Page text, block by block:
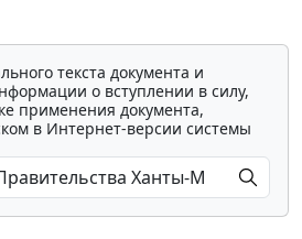
текста документа и
о вступлении в силу,
применения документа,
в Интернет-версии системы